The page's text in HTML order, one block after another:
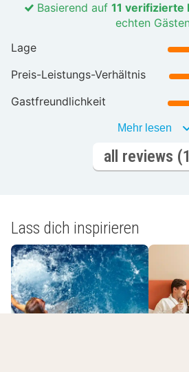
Basierend auf 11 verifizierte
echten
Lage
Preis-Leistungs-Verhältnis
Gastfreundlichkeit
Mehr lesen
all reviews
Lass dich inspirieren